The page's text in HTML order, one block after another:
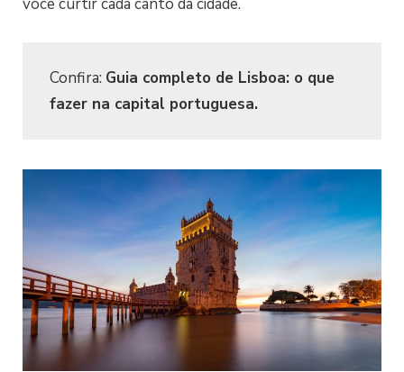
Confira: Guia completo de Lisboa: o que
fazer na capital portuguesa.